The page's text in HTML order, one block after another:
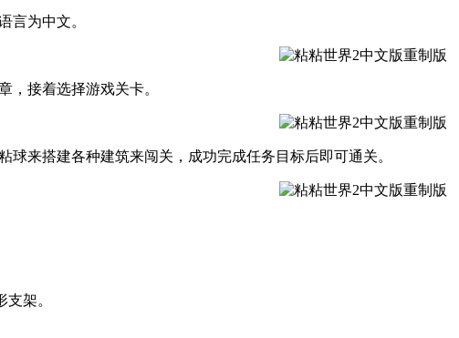
言为中文。
，接着选择游戏关卡。
球来搭建各种建筑来闯关，成功完成任务目标后即可通关。
架。